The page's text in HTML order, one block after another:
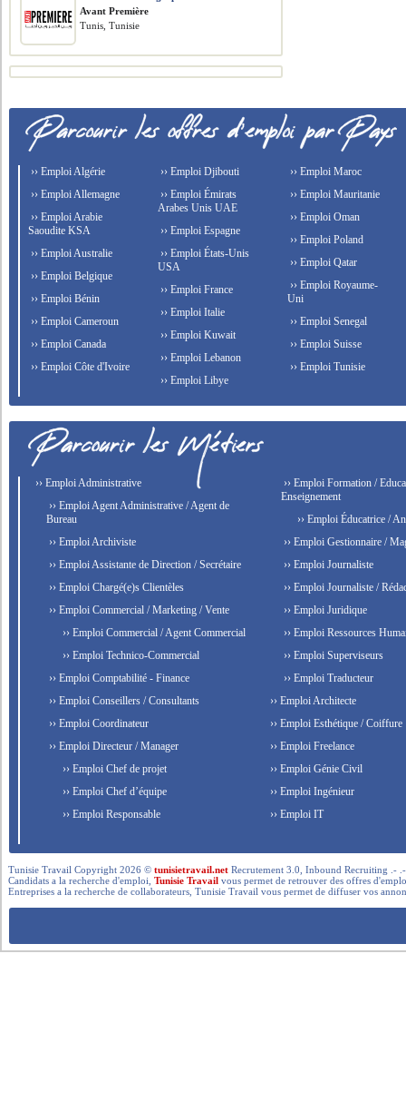
Avant Première
Tunis, Tunisie
›› Emploi Algérie
›› Emploi Allemagne
›› Emploi Arabie
Saoudite KSA
›› Emploi Australie
›› Emploi Belgique
›› Emploi Bénin
›› Emploi Cameroun
›› Emploi Canada
›› Emploi Côte d'Ivoire
›› Emploi Djibouti
›› Emploi Émirats
Arabes Unis UAE
›› Emploi Espagne
›› Emploi États-Unis
USA
›› Emploi France
›› Emploi Italie
›› Emploi Kuwait
›› Emploi Lebanon
›› Emploi Libye
›› Emploi Maroc
›› Emploi Mauritanie
›› Emploi Oman
›› Emploi Poland
›› Emploi Qatar
›› Emploi Royaume-
Uni
›› Emploi Senegal
›› Emploi Suisse
›› Emploi Tunisie
›› Emploi Administrative
›› Emploi Agent Administrative / Agent de
Bureau
›› Emploi Archiviste
›› Emploi Assistante de Direction / Secrétaire
›› Emploi Chargé(e)s Clientèles
›› Emploi Commercial / Marketing / Vente
›› Emploi Commercial / Agent Commercial
›› Emploi Technico-Commercial
›› Emploi Comptabilité - Finance
›› Emploi Conseillers / Consultants
›› Emploi Coordinateur
›› Emploi Directeur / Manager
›› Emploi Chef de projet
›› Emploi Chef d’équipe
›› Emploi Responsable
›› Emploi Formation /
Enseignement
›› Emploi Éducatrice /
›› Emploi Gestionnaire /
›› Emploi Journaliste
›› Emploi Journaliste /
›› Emploi Juridique
›› Emploi Ressources
›› Emploi Superviseurs
›› Emploi Traducteur
›› Emploi Architecte
›› Emploi Esthétique / Coiffure
›› Emploi Freelance
›› Emploi Génie Civil
›› Emploi Ingénieur
›› Emploi IT
Tunisie Travail Copyright 2026 ©tunisietravail.net Recrutement 3.0, Inbound Recruiting .-
Candidats a la recherche d'emploi,Tunisie Travail vous permet de retrouver des offres
Entreprises a la recherche de collaborateurs, Tunisie Travail vous permet de diffuser vos